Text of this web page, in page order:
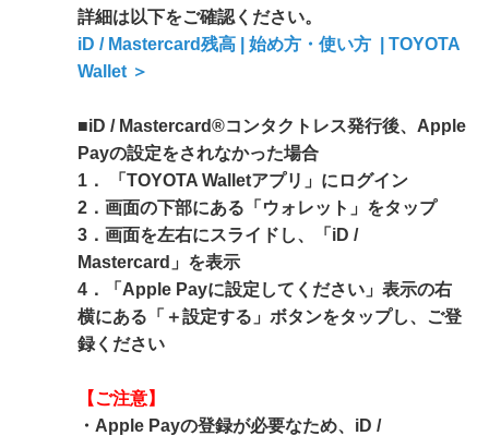
詳細は以下をご確認ください。
iD / Mastercard残高 | 始め方・使い方 | TOYOTA
Wallet ＞
■iD / Mastercard®コンタクトレス発行後、Apple
Payの設定をされなかった場合
1． 「TOYOTA Walletアプリ」にログイン
2．画面の下部にある「ウォレット」をタップ
3．画面を左右にスライドし、「iD /
Mastercard」を表示
4．「Apple Payに設定してください」表示の右
横にある「＋設定する」ボタンをタップし、ご登
録ください
【ご注意】
・Apple Payの登録が必要なため、iD /